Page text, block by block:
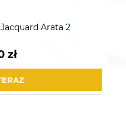
Arata 2
zł